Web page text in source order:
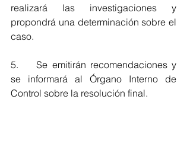
realizará las investigaciones y
propondrá una determinación sobre el
caso.
5.	Se emitirán recomendaciones y
se informará al Órgano Interno de
Control sobre la resolución final.